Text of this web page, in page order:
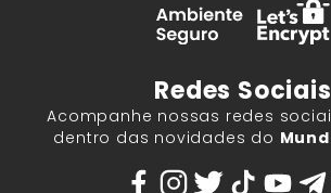
Redes Sociais
Acompanhe nossas redes
dentro das novidades do